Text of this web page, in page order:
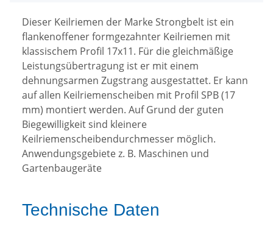
Dieser Keilriemen der Marke Strongbelt ist ein
flankenoffener formgezahnter Keilriemen mit
klassischem Profil 17x11. Für die gleichmäßige
Leistungsübertragung ist er mit einem
dehnungsarmen Zugstrang ausgestattet. Er kann
auf allen Keilriemenscheiben mit Profil SPB (17
mm) montiert werden. Auf Grund der guten
Biegewilligkeit sind kleinere
Keilriemenscheibendurchmesser möglich.
Anwendungsgebiete z. B. Maschinen und
Gartenbaugeräte
Technische Daten